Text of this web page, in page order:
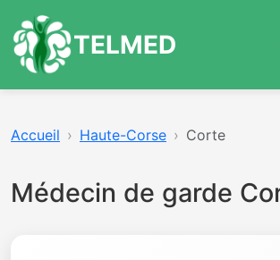
TELMED
Accueil Haute-Corse Corte
Médecin de garde